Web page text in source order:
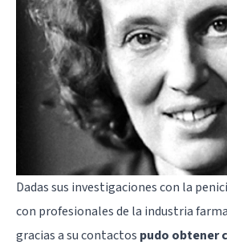
Dadas sus investigaciones con la
con profesionales de la industria
gracias a su contactos pudo obtener